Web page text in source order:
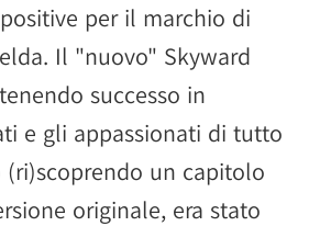
per il marchio di
Il "nuovo" Skyward
successo in
e gli appassionati di tutto
un capitolo
originale, era stato